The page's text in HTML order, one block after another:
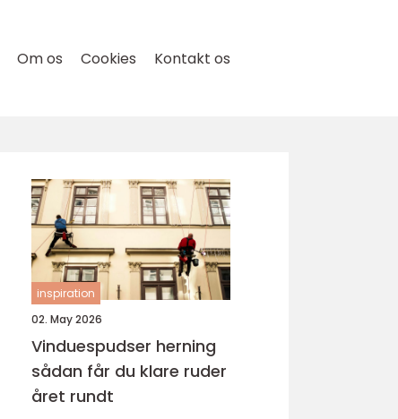
Om os Cookies Kontakt os
inspiration
02. May 2026
Vinduespudser herning
sådan får du klare ruder
året rundt